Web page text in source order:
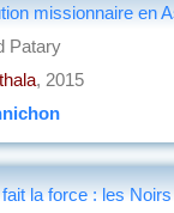
missionnaire en
Patary
, 2015
la force : les